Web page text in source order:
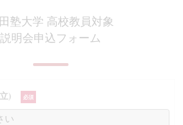
塾大学 高校教員対象
説明会申込フォーム
)